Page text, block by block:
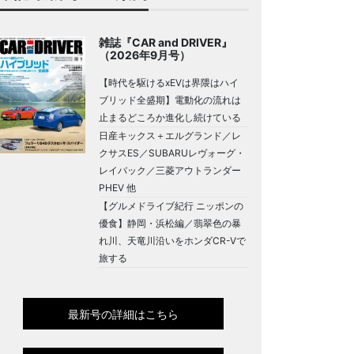
雑誌『CAR and DRIVER』
（2026年9月号）
【時代を駆けるxEVは界隈はハイ
ブリッド全盛期】電動化の流れは
止まるどころか進化し続けている
日産キックス＋エルグランド／レ
クサスES／SUBARUレヴォーグ・
レイバック／三菱アウトランダー
PHEV 他
【グルメドライブ紀行 ニッポンの
優食】静岡・浜松編／翡翠色の暴
れ川、天竜川沿いをホンダCR-Vで
旅する
最新号の詳細はこちら